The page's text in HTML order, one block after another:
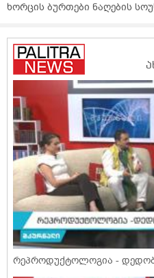
ხორცის ბურთები ნაღების
რეპროდუქტოლოგია -